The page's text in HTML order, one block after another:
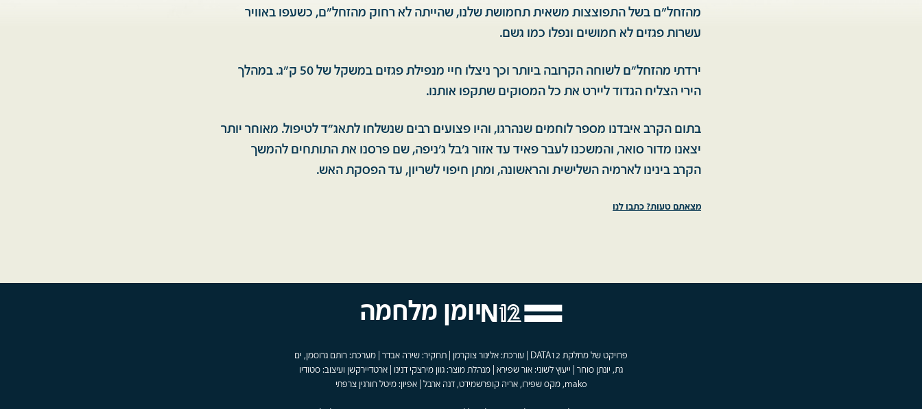
מהזחל"ם בשל התפוצצות משאית תחמושת שלנו, שהייתה לא רחוק מהזחל"ם, כשעפו באוויר
עשרות פגזים לא חמושים ונפלו כמו גשם.
ירדתי מהזחל"ם לשוחה הקרובה ביותר וכך ניצלו חיי מנפילת פגזים במשקל של 50 ק"ג. במהלך
הירי הצליח הגדוד ליירט את כל המסוקים שתקפו אותנו.
בתום הקרב איבדנו מספר לוחמים שנהרגו, והיו פצועים רבים שנשלחו לתאג"ד לטיפול. מאוחר יותר
יצאנו מדור סואר, והמשכנו לעבר פאיד עד אזור ג'בל ג'ניפה, שם פרסנו את התותחים להמשך
הקרב בינינו לארמיה השלישית והראשונה, ומתן חיפוי לשריון, עד הפסקת האש.
מצאתם טעות? כתבו לנו
יומן מלחמה
פרויקט של מחלקת DATA12 | עורכת: אלינור צוקרמן | תחקיר: שירה אבדר | מערכת: רותם גרוסמן, ים
גת, יונתן סוחר | ייעוץ לשוני: אור שפירא | מנהלת מוצר: גוון מירצקי דנינו | ארטדיירקשן ועיצוב: סטודיו
mako, מקס שפירו, אריה קופרשמידט, דנה ארבל | אפיון: מיטל חורגין צרפתי